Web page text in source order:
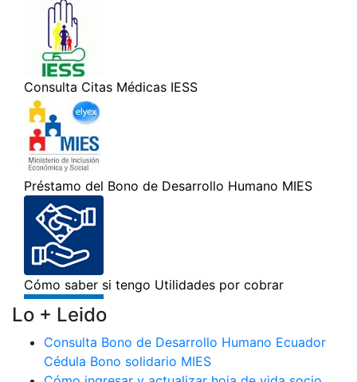
Lo + Leido
Consulta Bono de Desarrollo Humano Ecuador
Cédula Bono solidario MIES